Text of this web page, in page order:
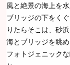
風と絶景の海上を
ブリッジの下をく
りたらそこは、砂浜
海とブリッジを眺
フォトジェニック